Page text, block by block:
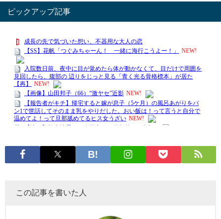
ピックアップ記事
この記事を書いた人